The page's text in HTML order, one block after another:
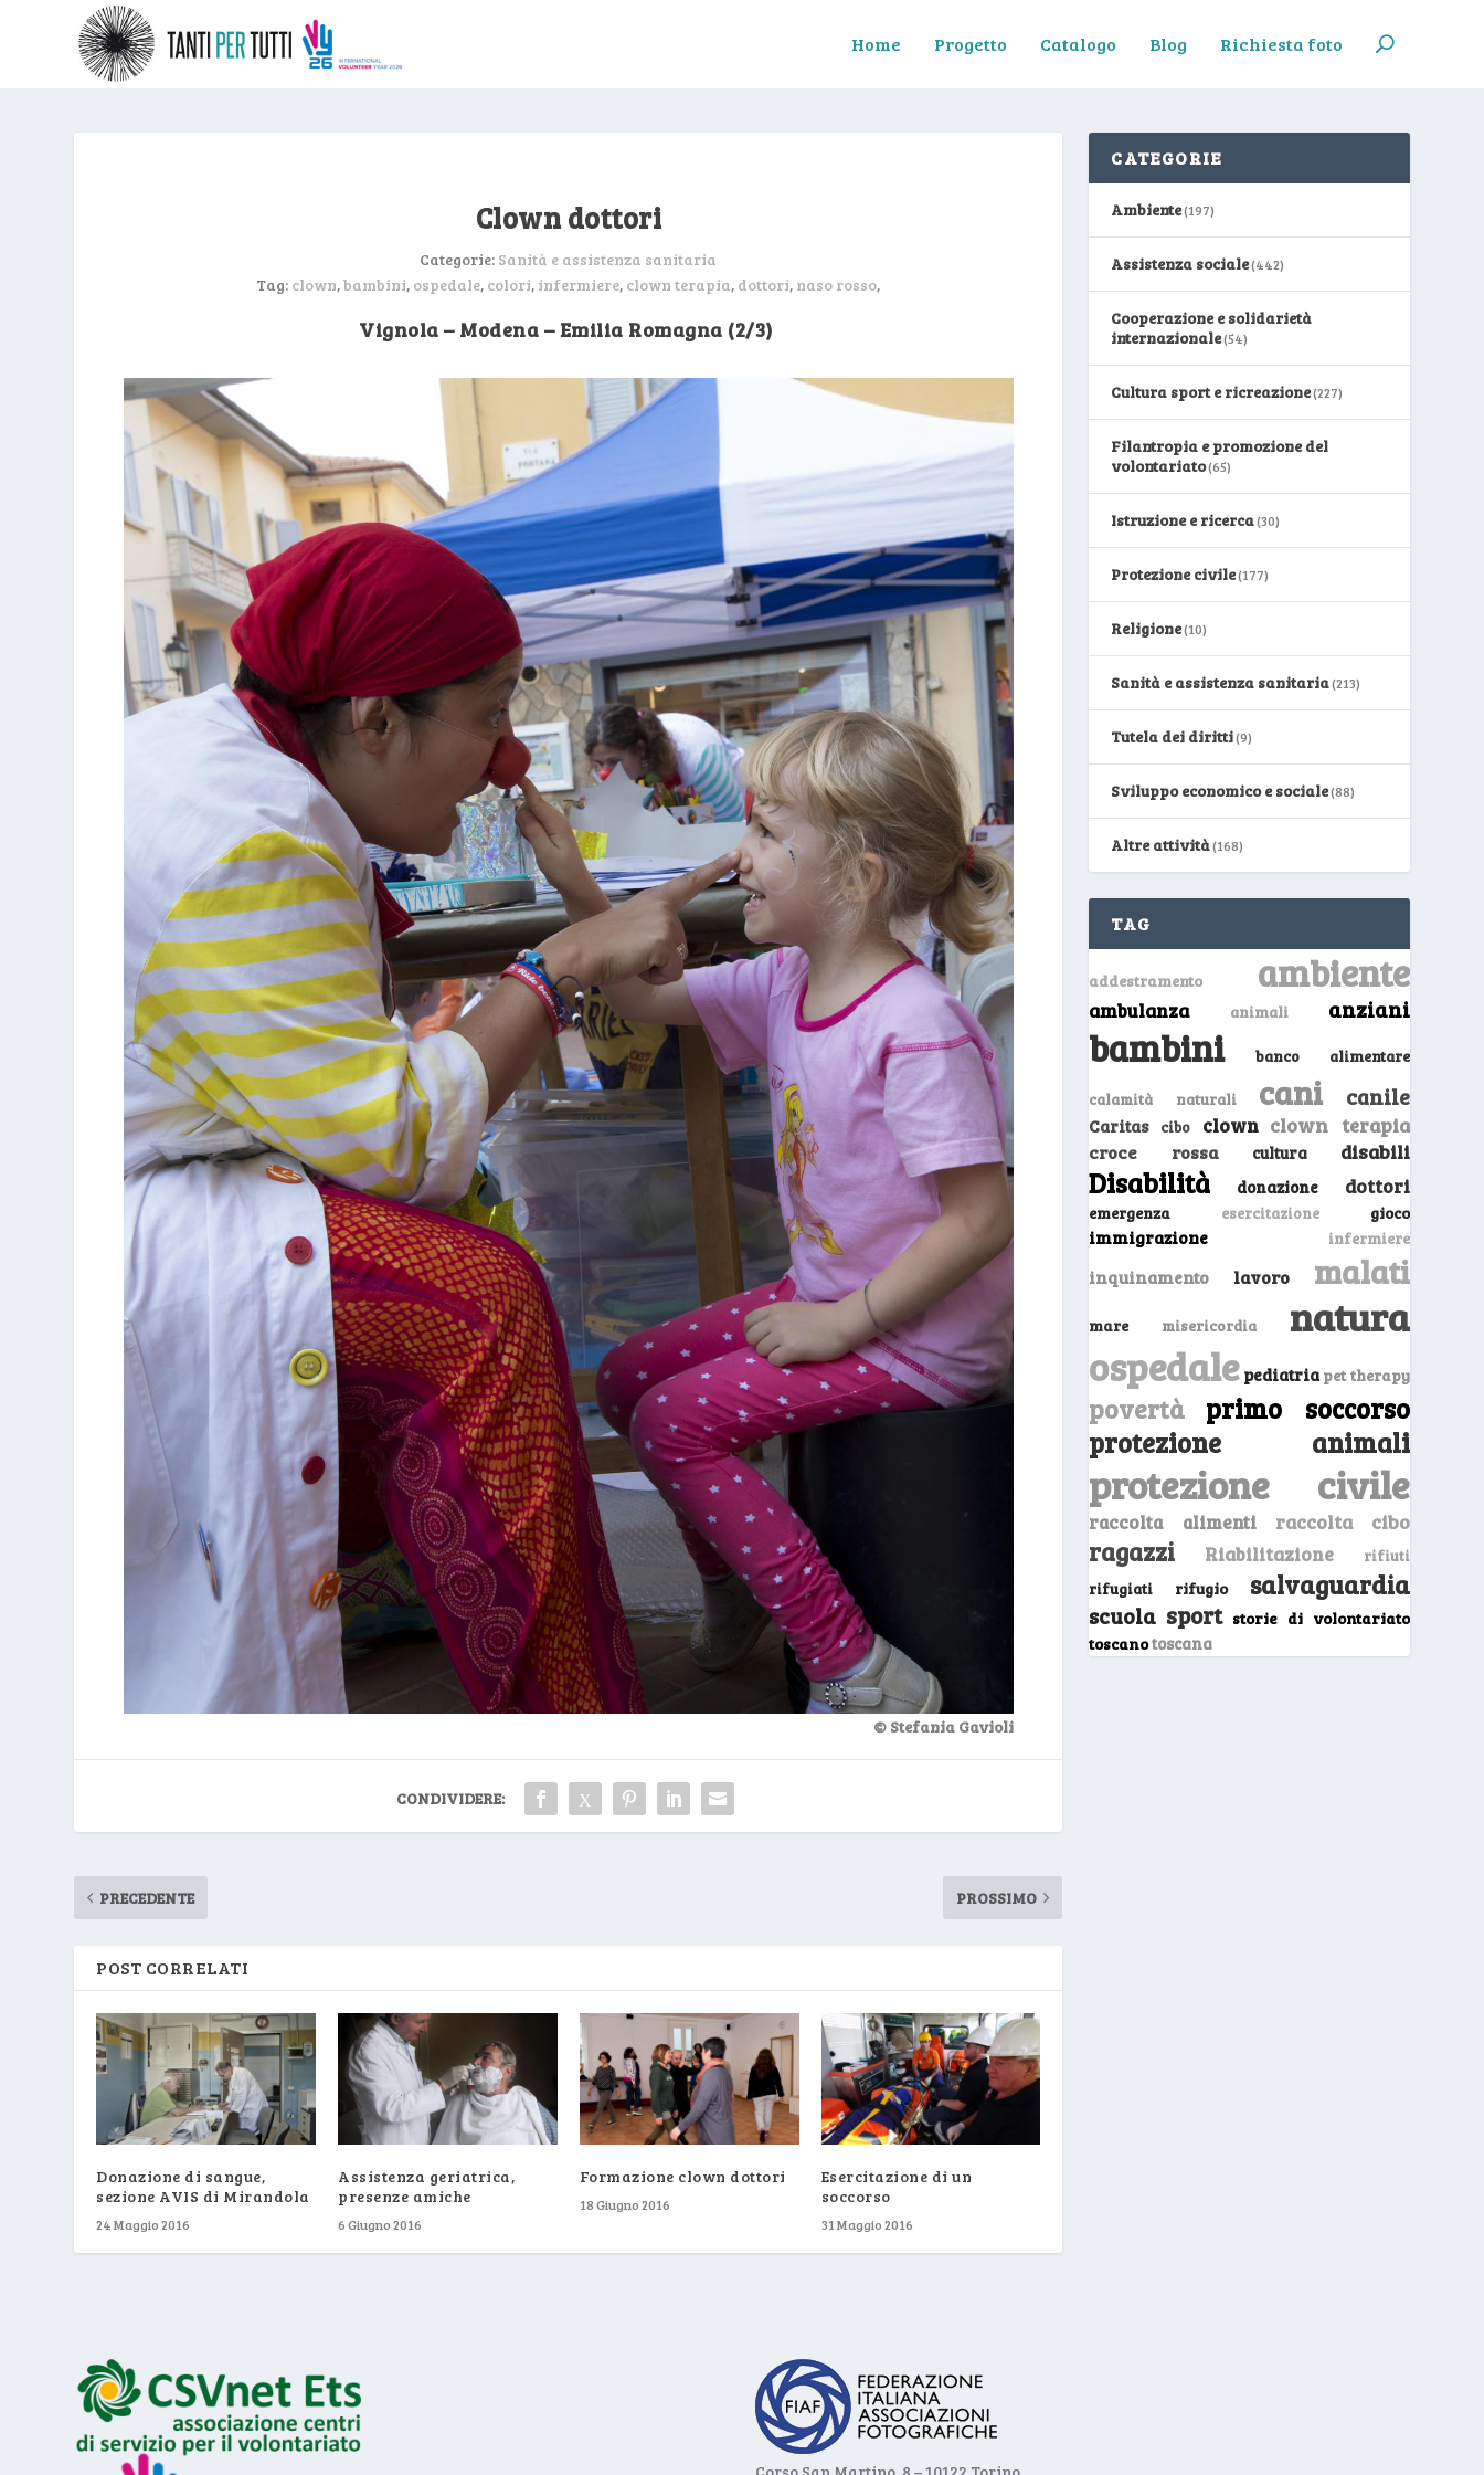
Home Progetto Catalogo Blog Richiesta foto
Clown dottori
Categorie: Sanità e assistenza sanitaria
Tag: clown,bambini, ospedale, colori, infermiere, clown terapia, dottori, naso rosso,
Vignola – Modena – Emilia Romagna (2/3)
© Stefania Gavioli
CONDIVIDERE:
PRECEDENTE PROSSIMO
POST CORRELATI
Donazione di sangue,
sezione AVIS di Mirandola
24 Maggio 2016
Assistenza geriatrica,
presenze amiche
6 Giugno 2016
Formazione clown dottori
18 Giugno 2016
Esercitazione di un
soccorso
31 Maggio 2016
CATEGORIE
Ambiente(197)
Assistenza sociale(442)
Cooperazione e solidarietà
internazionale(54)
Cultura sport e ricreazione(227)
Filantropia e promozione del
volontariato(65)
Istruzione e ricerca(30)
Protezione civile(177)
Religione(10)
Sanità e assistenza sanitaria(213)
Tutela dei diritti(9)
Sviluppo economico e sociale(88)
Altre attività(168)
TAG
addestramento ambiente
ambulanza animali anziani
bambini banco alimentare
calamità naturali cani canile
Caritas cibo clown clown terapia
croce rossa cultura disabili
Disabilità donazione dottori
emergenza esercitazione gioco
immigrazione infermiere
inquinamento lavoro malati
mare misericordia natura
ospedale pediatria pet therapy
povertà
primo soccorso
protezione animali
protezione civile
raccolta alimenti raccolta cibo
ragazzi Riabilitazione
rifiuti
rifugiati
rifugio salvaguardia
scuola sport storie di volontariato
toscanotoscana